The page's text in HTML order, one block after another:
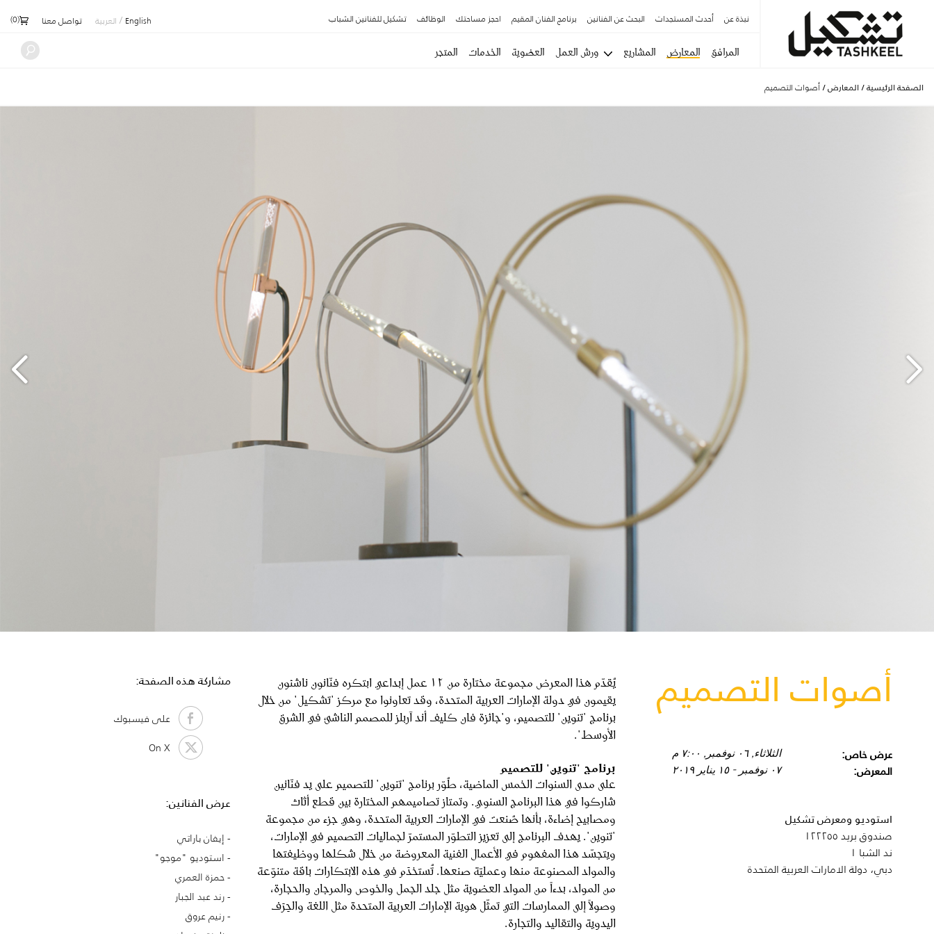
نبذة عن أحدث المستجدات البحث عن الفنانين برنامج الفنان المقيم احجز مساحتك الوظائف تشكيل للفنانين الشباب English
/ العربية تواصل معنا (
0
)
المرافق المعارض المشاريع ورش العمل العضوية الخدمات المتجر
الصفحة الرئيسية / المعارض / أصوات التصميم
أصوات التصميم
عرض خاص: الثلاثاء, ٠٦ نوفمبر, ٧:٠٠ م
المعرض: ٠٧ نوفمبر - ١٥ يناير ٢٠١٩
استوديو ومعرض تشكيل
صندوق بريد ١٢٢٢٥٥
ند الشبا ١
دبي، دولة الامارات العربية المتحدة
يُقدّم هذا المعرض مجموعة مختارة من ١٢ عمل إبداعي ابتكره فنّانون ناشئون
يقيمون في دولة الإمارات العربية المتحدة، وقد تعاونوا مع مركز "تشكيل" من خلال
برنامج "تنوين" للتصميم، و"جائزة فان كليف أند آربلز للمصمم الناشئ في الشرق
الأوسط".
برنامج "تنوين" للتصميم
على مدى السنوات الخمس الماضية، طُوّر برنامج "تنوين" للتصميم على يد فنّانين
شاركوا في هذا البرنامج السنوي. وتمتاز تصاميمهم المختارة بين قطع أثاث
ومصابيح إضاءة، بأنها صُنعت في الإمارات العربية المتحدة، وهي جزء من مجموعة
"تنوين". يهدف البرنامج إلى تعزيز التطوّر المستمرّ لجماليات التصميم في الإمارات،
ويتجسّد هذا المفهوم في الأعمال الفنية المعروضة من خلال شكلها ووظيفتها
والمواد المصنوعة منها وعمليّة صنعها. تُستخدَم في هذه الابتكارات باقة متنوّعة
من المواد، بدءاً من المواد العضوية مثل جلد الجمل والخوص والمرجان والحجارة،
وصولاً إلى الممارسات التي تمثّل هوية الإمارات العربية المتحدة مثل اللغة والحِرَف
اليدوية والتقاليد والتجارة.
مشاركة هذه الصفحة:
على فيسبوك
On X
عرض الفنانين:
إيفان باراتي
استوديو "موجو"
حمزة العمري
رند عبد الجبار
رنيم عروق